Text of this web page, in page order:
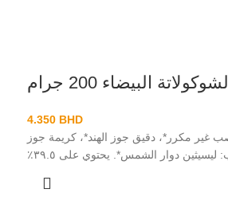
البيضاء 200 جرام
4.350 BHD
غير مكرر*، دقيق جوز الهند*، كريمة جوز